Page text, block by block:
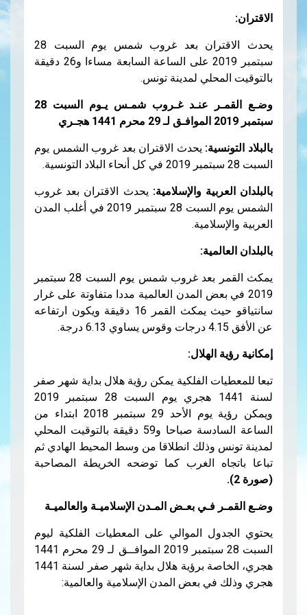
الاقتران:
يحدث الاقتران بعد غروب شمس يوم السبت 28
سبتمبر 2019 على الساعة السابعة مساءا و26 دقيقة
بالتوقيت المحلي لمدينة تونس.
وضـع القمـر عنـد غـروب شمـس يـوم السبت 28
سبتمبر 2019 الموافـق لـ 29 محرم 1441 هجـري
بالبلاد التونسية: يحدث الاقتران بعد غروب الشمس يوم
السبت 28 سبتمبر 2019 في كل أنحاء البلاد التونسية.
بالبلدان العربية والإسلامية: يحدث الاقتران بعد غروب
الشمس يوم السبت 28 سبتمبر 2019 في أغلب المدن
العربية والإسلامية.
بالبلدان العالمية:
يمكث القمر بعد غروب شمس يوم السبت 28 سبتمبر
2019 في بعض المدن العالمية مددا متفاوتة على غرار
سانتياقو حيث يمكث القمر 16 دقيقة ويكون ارتفاعه
عن الأفق 4.15 درجات وقوس يساوي 6.13 درجة.
إمكانية رؤية الهلال:
تبعا للمعطيات الفلكية يمكن رؤية هلال بداية شهر صفر
لسنة 1441 هجري يوم السبت 28 سبتمبر 2019
ويمكن رؤية يوم الأحد 29 سبتمبر 2018 ابتداء من
الساعة السادسة صباحا و59 دقيقة بالتوقيت المحلي
لمدينة تونس وذلك انطلاقا من وسط المحيط الهادي ثم
تباعا باتجاه الغرب كما توضحه الخريطة المصاحبة
(صورة 2).
وضـع القمـر فـي بعـض المـدن الإسلاميـة والعالميـة
يحتوي الجدول الموالي على المعطيات الفلكية ليوم
السبت 28 سبتمبر 2019 الموافــق لـ 29 محرم 1441
هجري، الخاصة برؤية هلال بداية شهر صفر لسنة 1441
هجري وذلك في بعض المدن الإسلامية والعالمية: